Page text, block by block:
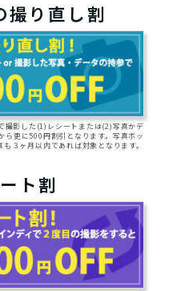
撮り直し割
撮影した(1)レシートまたは(2)写真かデ
ら更に500円割引となります。写真ボッ
も３ヶ月以内であれば対象となります。
ト割